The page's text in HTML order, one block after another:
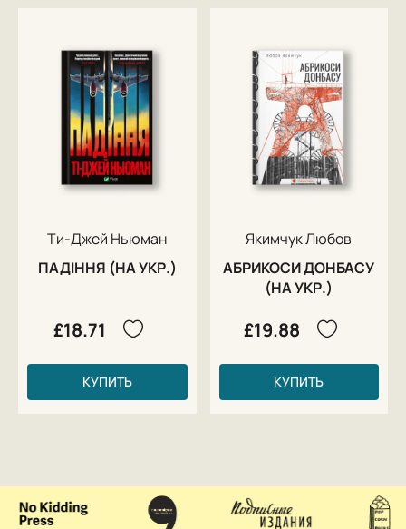
Ти-Джей Ньюман
ПАДІННЯ (НА УКР.)
£18.71
КУПИТЬ
Якимчук Любов
АБРИКОСИ ДОНБАСУ
(НА УКР.)
£19.88
КУПИТЬ